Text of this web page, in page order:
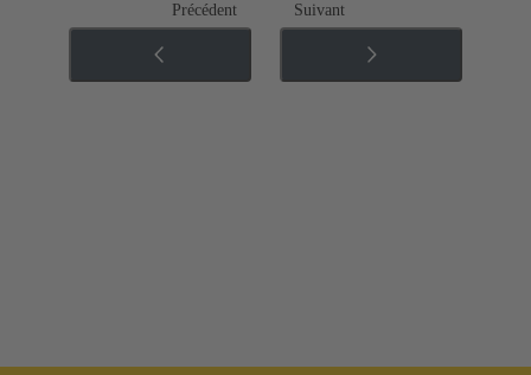
Précédent Suivant